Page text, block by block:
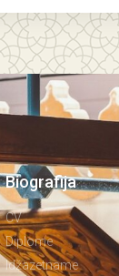
Biografija
CV
Diplome
Idžazetname